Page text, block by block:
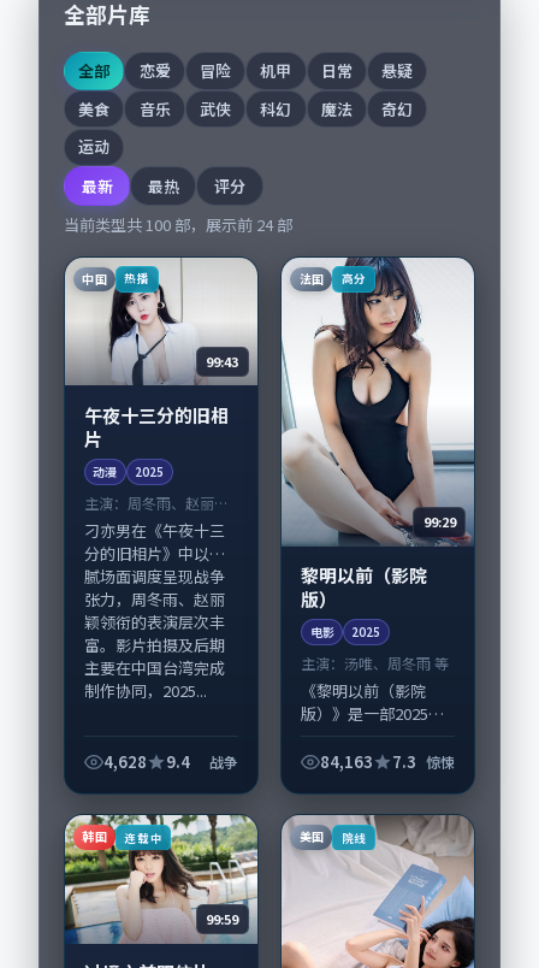
全部片库
全部 恋爱 冒险 机甲 日常
悬疑
美食
音乐 武侠 科幻 魔法
奇幻
运动
最新
最热
评分
当前类型共100 部，展示前 24部
中国 热播
99:43
午夜十三分的旧相
片
动漫 2025
主演： 周冬雨、赵丽颖
等
刁亦男在《午夜十三
分的旧相片》中以细
腻场面调度呈现战争
张力，周冬雨、赵丽
颖领衔的表演层次丰
富。影片拍摄及后期
主要在中国台湾完成
制作协同，2025...
4,628 9.4 战争
法国 高分
99:29
黎明以前（影院
版）
电影 2025
主演： 汤唯、周冬雨 等
《黎明以前（影院
版）》是一部2025年
影，由黑泽清执导，
参与重要戏份。故事
围绕当代都市中的...
84,163 7.3 惊悚
韩国 连载中
99:59
美国 院线